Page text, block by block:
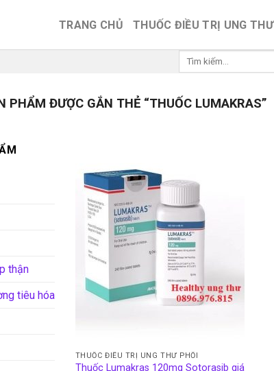
TRANG CHỦ THUỐC ĐIỀU TRỊ UNG THƯ
Tìm
PHẨM ĐƯỢC GẮN THẺ “THUỐC LUMAKRAS”
thận
tiêu hóa
THUỐC ĐIỀU TRỊ UNG THƯ PHỔI
Thuốc Lumakras 120mg Sotorasib giá